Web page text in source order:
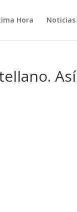
Hora Noticias
Así